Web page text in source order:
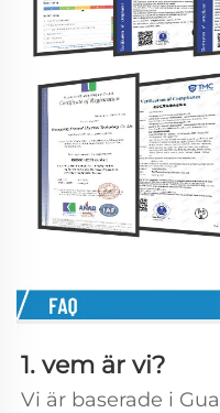
1. vem är vi?
Vi är baserade i